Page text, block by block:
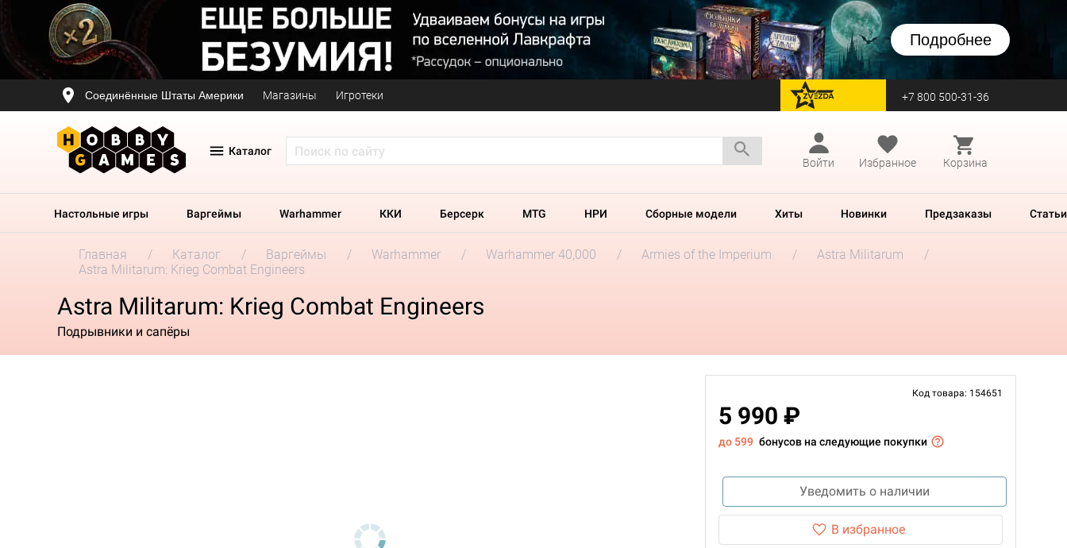
Подробнее
Соединённые Штаты Америки Магазины Игротеки перейти на Zvezda +7 800 500-31-36
Каталог
Войти
Избранное Корзина
Настольные игры Варгеймы Warhammer ККИ Берсерк MTG НРИ Сборные модели Хиты Новинки Предзаказы Статьи
Главная Каталог Варгеймы Warhammer Warhammer 40,000 Armies of the Imperium
Astra Militarum
Astra Militarum: Krieg Combat Engineers
Astra Militarum: Krieg Combat Engineers
Подрывники и сапёры
Код товара: 154651
5 990 ₽
до 599 бонусов на следующие покупки
Уведомить о наличии
В избранное